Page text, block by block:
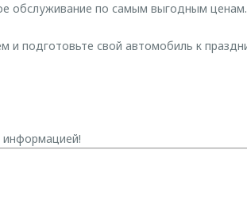
обслуживание по самым выгодным ценам.
и подготовьте свой автомобиль к
информацией!